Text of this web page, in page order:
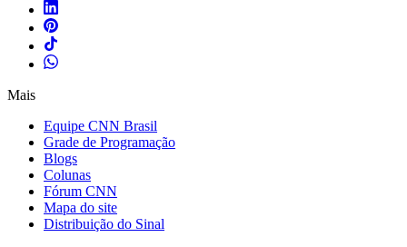
Mais
Equipe CNN Brasil
Grade de Programação
Blogs
Colunas
Fórum CNN
Mapa do site
Distribuição do Sinal